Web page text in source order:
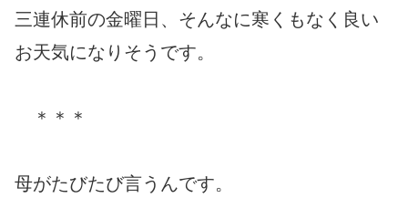
三連休前の金曜日、そんなに寒くもなく良い
お天気になりそうです。
＊＊＊
母がたびたび言うんです。